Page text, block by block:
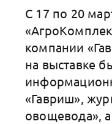
С 17 по 20
компании
на выставке
«Гавриш»,
овощевода»,